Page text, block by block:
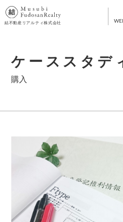
結不動産リアルティ株式会社
ケーススタデ
購入